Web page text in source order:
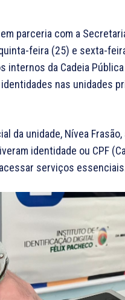
parceria com a
feira (25) e sexta-
da Cadeia
nas unidades
da unidade, Nívea
identidade ou CPF
serviços